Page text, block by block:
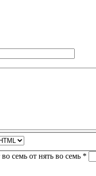
семь от нять во семь *